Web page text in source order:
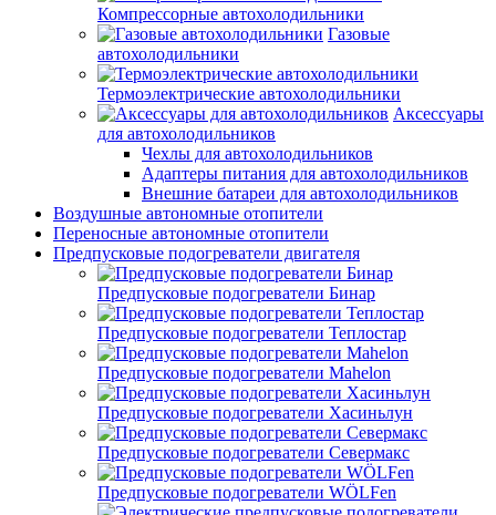
Компрессорные автохолодильники
Газовые
автохолодильники
Термоэлектрические автохолодильники
Аксессуары
для автохолодильников
Чехлы для автохолодильников
Адаптеры питания для автохолодильников
Внешние батареи для автохолодильников
Воздушные автономные отопители
Переносные автономные отопители
Предпусковые подогреватели двигателя
Предпусковые подогреватели Бинар
Предпусковые подогреватели Теплостар
Предпусковые подогреватели Mahelon
Предпусковые подогреватели Хасиньлун
Предпусковые подогреватели Севермакс
Предпусковые подогреватели WÖLFen